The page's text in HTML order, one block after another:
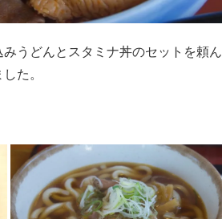
うどんとスタミナ丼のセットを頼ん
た。